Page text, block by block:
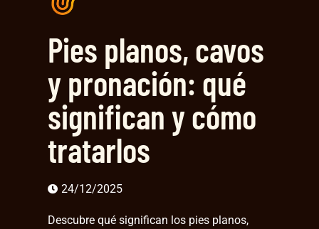
Pies planos, cavos
y pronación: qué
significan y cómo
tratarlos
24/12/2025
Descubre qué significan los pies planos,